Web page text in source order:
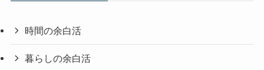
時間の余白活
暮らしの余白活